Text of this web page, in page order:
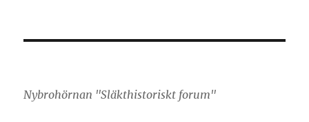
Nybrohörnan "Släkthistoriskt forum"